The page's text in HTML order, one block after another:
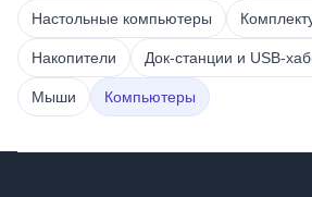
Настольные компьютеры
Накопители Док-станции и USB-
Мыши Компьютеры